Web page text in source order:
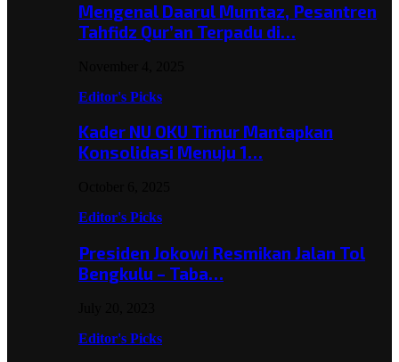
Mengenal Daarul Mumtaz, Pesantren
Tahfidz Qur’an Terpadu di…
Editor's Picks
Kader NU OKU Timur Mantapkan
Konsolidasi Menuju 1…
Editor's Picks
Presiden Jokowi Resmikan Jalan Tol
Bengkulu – Taba…
Editor's Picks